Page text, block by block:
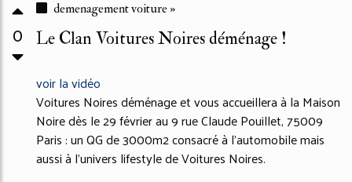
0
demenagement voiture »
Le Clan Voitures Noires déménage !
voir la vidéo
Voitures Noires déménage et vous accueillera à la Maison
Noire dès le 29 février au 9 rue Claude Pouillet, 75009
Paris : un QG de 3000m2 consacré à l’automobile mais
aussi à l’univers lifestyle de Voitures Noires.